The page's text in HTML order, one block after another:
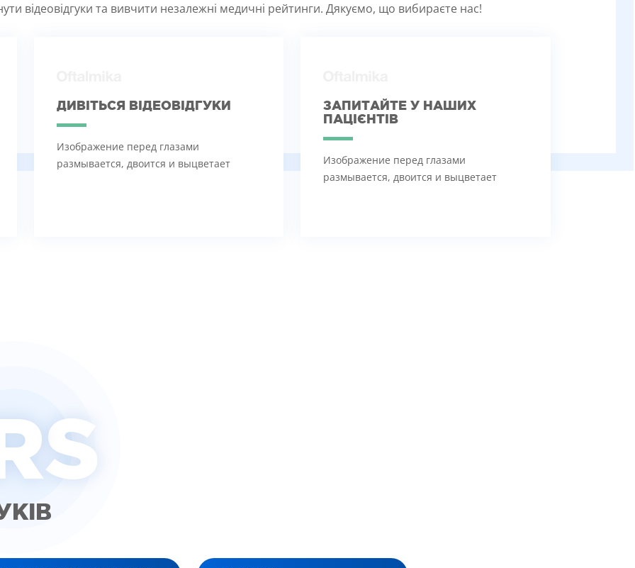
відеовідгуки та вивчити незалежні медичні рейтинги. Дякуємо, що вибираєте нас!
ДИВІТЬСЯ ВІДЕОВІДГУКИ
Изображение перед глазами
размывается, двоится и выцветает
ЗАПИТАЙТЕ У НАШИХ
ПАЦІЄНТІВ
Изображение перед глазами
размывается, двоится и выцветает
S